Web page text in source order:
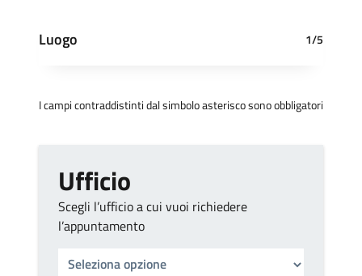
Luogo 1/5
I campi contraddistinti dal simbolo asterisco sono obbligatori
Ufficio
Scegli l’ufficio a cui vuoi richiedere
l’appuntamento
Tipo di ufficio